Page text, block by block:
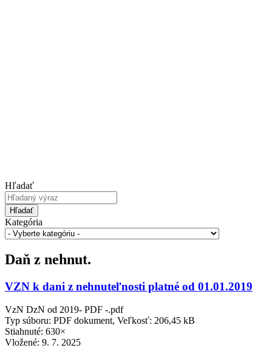
Hľadať
Hľadať
Kategória
Daň z nehnut.
VZN k dani z nehnuteľnosti platné od 01.01.2019
VzN DzN od 2019- PDF -.pdf
Typ súboru: PDF dokument, Veľkosť: 206,45 kB
Stiahnuté: 630×
Vložené: 9. 7. 2025